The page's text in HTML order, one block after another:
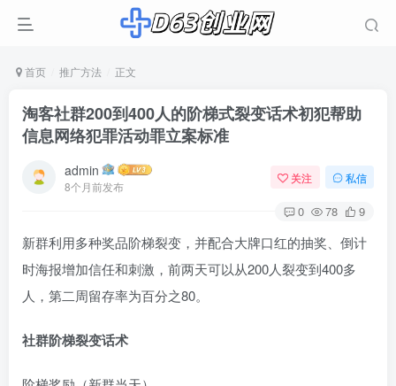
首页 推广方法 正文
淘客社群200到400人的阶梯式裂变话术初犯帮助
信息网络犯罪活动罪立案标准
admin
8个月前发布
关注 私信
0 78 9
新群利用多种奖品阶梯裂变，并配合大牌口红的抽奖、倒计
时海报增加信任和刺激，前两天可以从200人裂变到400多
人，第二周留存率为百分之80。
社群阶梯裂变话术